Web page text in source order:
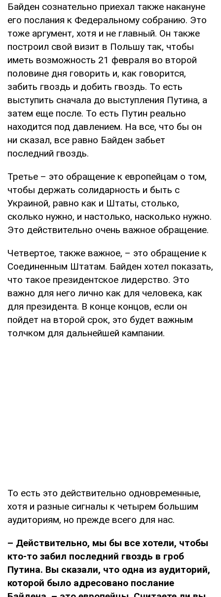
Байден сознательно приехал также накануне
его послания к Федеральному собранию. Это
тоже аргумент, хотя и не главный. Он также
построил свой визит в Польшу так, чтобы
иметь возможность 21 февраля во второй
половине дня говорить и, как говорится,
забить гвоздь и добить гвоздь. То есть
выступить сначала до выступления Путина, а
затем еще после. То есть Путин реально
находится под давлением. На все, что бы он
ни сказал, все равно Байден забьет
последний гвоздь.
Третье – это обращение к европейцам о том,
чтобы держать солидарность и быть с
Украиной, равно как и Штаты, столько,
сколько нужно, и настолько, насколько нужно.
Это действительно очень важное обращение.
Четвертое, также важное, – это обращение к
Соединенным Штатам. Байден хотел показать,
что такое президентское лидерство. Это
важно для него лично как для человека, как
для президента. В конце концов, если он
пойдет на второй срок, это будет важным
толчком для дальнейшей кампании.
То есть это действительно одновременные,
хотя и разные сигналы к четырем большим
аудиториям, но прежде всего для нас.
– Действительно, мы бы все хотели, чтобы
кто-то забил последний гвоздь в гроб
Путина. Вы сказали, что одна из аудиторий,
которой было адресовано послание